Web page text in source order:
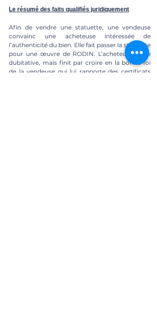
Le résumé des faits qualifiés juridiquement
Afin de vendre une statuette, une vendeuse
convainc une acheteuse intéressée de
l’authenticité du bien. Elle fait passer la statuette
pour une œuvre de RODIN. L’acheteuse reste
dubitative, mais finit par croire en la bonne foi
de la vendeuse qui lui rapporte des certificats